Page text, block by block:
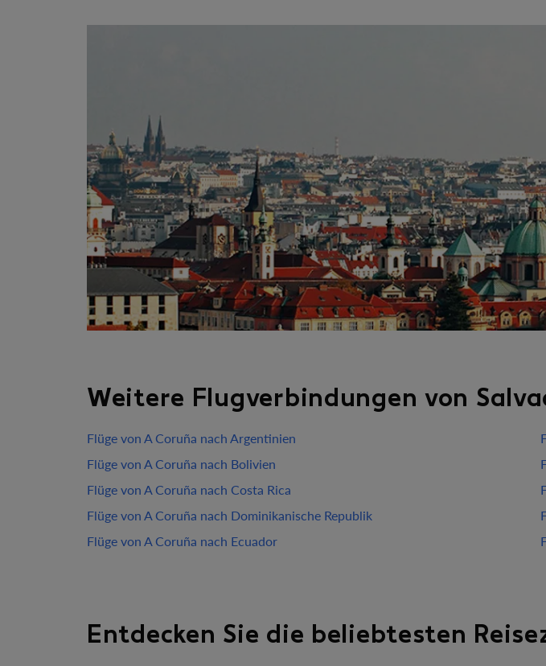
Weitere Flugverbindungen von
Flüge von A Coruña nach Argentinien
Flüge von A Coruña nach Bolivien
Flüge von A Coruña nach Costa Rica
Flüge von A Coruña nach Dominikanische Republik
Flüge von A Coruña nach Ecuador
Entdecken Sie die beliebtesten